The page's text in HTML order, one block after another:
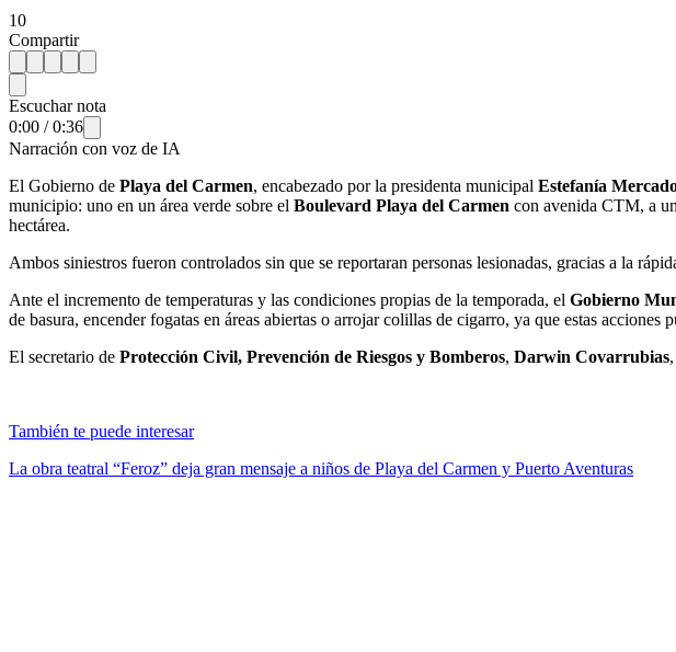
10
Compartir
Escuchar nota
0:00 /0:36
Narración con voz de IA
El Gobierno de Playa del Carmen, encabezado por la presidenta municipal Estefanía
municipio: uno en un área verde sobre el Boulevard Playa del Carmen con avenida CTM, a
hectárea.
Ambos siniestros fueron controlados sin que se reportaran personas lesionadas, gracias a la
Ante el incremento de temperaturas y las condiciones propias de la temporada, el Gobierno
de basura, encender fogatas en áreas abiertas o arrojar colillas de cigarro, ya que estas acciones
El secretario de Protección Civil, Prevención de Riesgos y Bomberos, Darwin Covarrubias
También te puede interesar
La obra teatral “Feroz” deja gran mensaje a niños de Playa del Carmen y Puerto Aventuras